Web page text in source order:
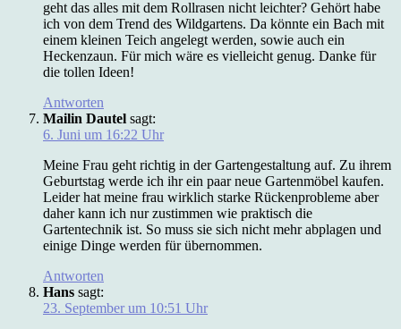
geht das alles mit dem Rollrasen nicht leichter? Gehört habe
ich von dem Trend des Wildgartens. Da könnte ein Bach mit
einem kleinen Teich angelegt werden, sowie auch ein
Heckenzaun. Für mich wäre es vielleicht genug. Danke für
die tollen Ideen!
Antworten
Mailin Dautel sagt:
6. Juni um 16:22 Uhr
Meine Frau geht richtig in der Gartengestaltung auf. Zu ihrem
Geburtstag werde ich ihr ein paar neue Gartenmöbel kaufen.
Leider hat meine frau wirklich starke Rückenprobleme aber
daher kann ich nur zustimmen wie praktisch die
Gartentechnik ist. So muss sie sich nicht mehr abplagen und
einige Dinge werden für übernommen.
Antworten
Hans sagt:
23. September um 10:51 Uhr